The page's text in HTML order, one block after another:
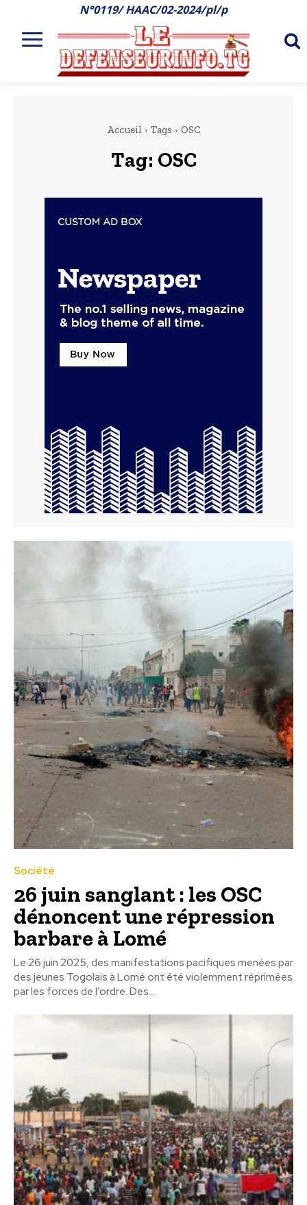
N°0119/ HAAC/02-2024/pl/p
Accueil Tags OSC
Tag: OSC
Société
26 juin sanglant : les OSC
dénoncent une répression
barbare à Lomé
Le 26 juin 2025, des manifestations pacifiques menées par
des jeunes Togolais à Lomé ont été violemment réprimées
par les forces de l’ordre. Des...